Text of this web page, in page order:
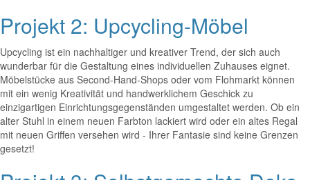
Projekt 2: Upcycling-Möbel
Upcycling ist ein nachhaltiger und kreativer Trend, der sich auch
wunderbar für die Gestaltung eines individuellen Zuhauses eignet.
Möbelstücke aus Second-Hand-Shops oder vom Flohmarkt können
mit ein wenig Kreativität und handwerklichem Geschick zu
einzigartigen Einrichtungsgegenständen umgestaltet werden. Ob ein
alter Stuhl in einem neuen Farbton lackiert wird oder ein altes Regal
mit neuen Griffen versehen wird - Ihrer Fantasie sind keine Grenzen
gesetzt!